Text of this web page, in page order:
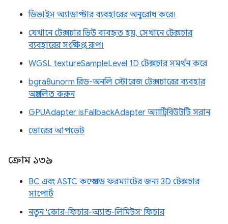
ডিভাইস অ্যাডাপ্টার ব্যবহারের অনুরোধ করে।
যেখানে টেক্সচার ভিউ ব্যবহৃত হয়, সেখানে টেক্সচার
ব্যবহারের সংক্ষিপ্ত রূপ।
WGSL textureSampleLevel 1D টেক্সচার সমর্থন করে
bgra8unorm রিড-অনলি স্টোরেজ টেক্সচারের ব্যবহার
অপ্রচলিত করুন
GPUAdapter isFallbackAdapter অ্যাট্রিবিউটটি সরান
ভোরের আপডেট
ক্রোম ১৩৯
BC এবং ASTC কম্প্রেসড ফরম্যাটের জন্য 3D টেক্সচার
সাপোর্ট
নতুন 'কোর-ফিচার-অ্যান্ড-লিমিটস' ফিচার